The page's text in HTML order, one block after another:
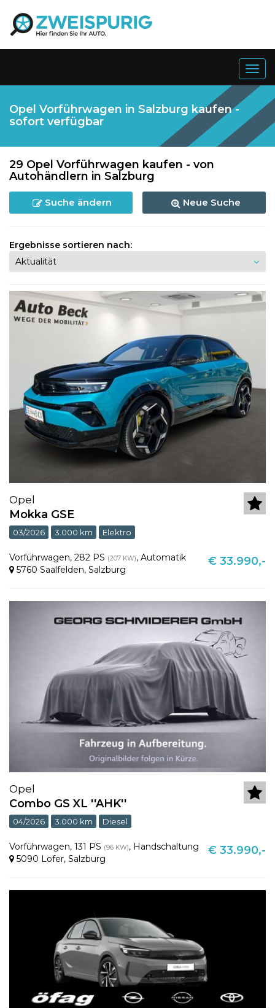
Opel Vorführwagen in Salzburg kaufen -
sofort verfügbar
29 Opel Vorführwagen kaufen - von
Autohändlern in Salzburg
Suche ändern Neue Suche
Ergebnisse sortieren nach:
Opel
Mokka GSE
03/2026 3.000 km Elektro
Vorführwagen, 282 PS (207 KW), Automatik
5760 Saalfelden, Salzburg
€ 33.990,-
Opel
Combo GS XL ''AHK''
04/2026 3.000 km Diesel
Vorführwagen, 131 PS (96 KW), Handschaltung
5090 Lofer, Salzburg
€ 33.990,-